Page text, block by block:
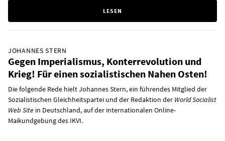
LESEN
JOHANNES STERN
Gegen Imperialismus, Konterrevolution und
Krieg! Für einen sozialistischen Nahen Osten!
Die folgende Rede hielt Johannes Stern, ein führendes Mitglied der
Sozialistischen Gleichheitspartei und der Redaktion der World Socialist
Web Site in Deutschland, auf der internationalen Online-
Maikundgebung des IKVI.